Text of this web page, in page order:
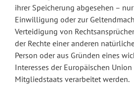
ihrer Speicherung abgesehen –
Einwilligung oder zur
Verteidigung von
der Rechte einer anderen
Person oder aus Gründen eines
Interesses der Europäischen
Mitgliedstaats verarbeitet werden.